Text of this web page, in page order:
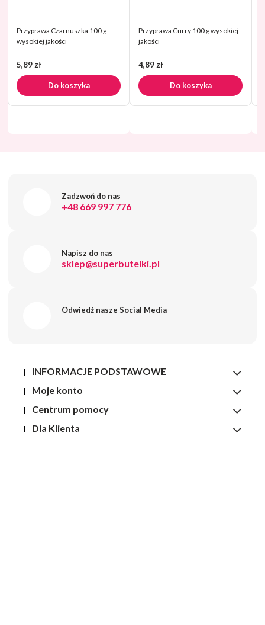
Przyprawa Czarnuszka 100 g
wysokiej jakości
5,89 zł
Do koszyka
Przyprawa Curry 100 g wysokiej
jakości
4,89 zł
Do koszyka
Zobacz wszystkie
Zadzwoń do nas
+48 669 997 776
Napisz do nas
sklep@superbutelki.pl
Odwiedź nasze Social Media
INFORMACJE PODSTAWOWE
Moje konto
Centrum pomocy
Dla Klienta